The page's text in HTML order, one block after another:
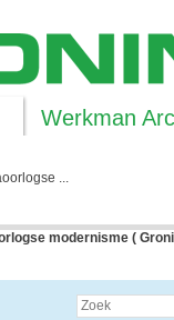
Werkman
...
modernisme (
informatie over